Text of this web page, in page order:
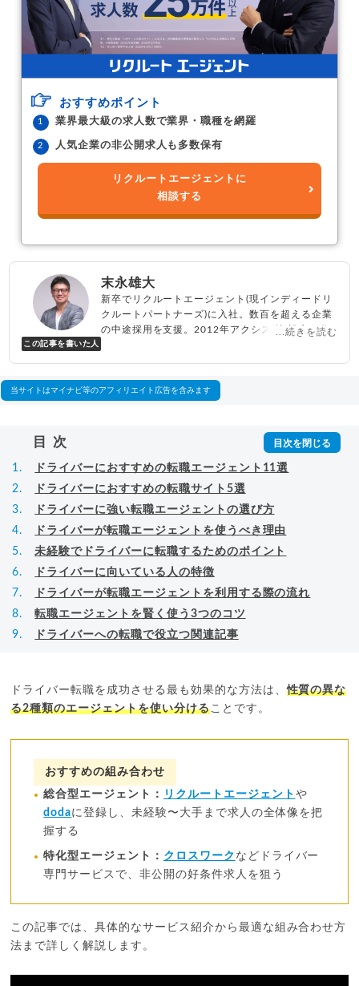
おすすめポイント
業界最大級の求人数で業界・職種を網羅
人気企業の非公開求人も多数保有
リクルートエージェントに
相談する
この記事を書いた人
末永雄大
新卒でリクルートエージェント(現インディードリ
クルートパートナーズ)に入社。数百を超える企業
の中途採用を支援。2012年アクシス(株)設立、代
べらない転職エージェント
...続きを読む
当サイトはマイナビ等のアフィリエイト広告を含みます
目次
ドライバーにおすすめの転職エージェント11選
ドライバーにおすすめの転職サイト5選
ドライバーに強い転職エージェントの選び方
ドライバーが転職エージェントを使うべき理由
未経験でドライバーに転職するためのポイント
ドライバーに向いている人の特徴
ドライバーが転職エージェントを利用する際の流れ
転職エージェントを賢く使う3つのコツ
ドライバーへの転職で役立つ関連記事
ドライバー転職を成功させる最も効果的な方法は、性質の異な
る2種類のエージェントを使い分けることです。
おすすめの組み合わせ
総合型エージェント：
リクルートエージェント や
dodaに登録し、未経験〜大手まで求人の全体像を把
握する
特化型エージェント： クロスワーク などドライバー
専門サービスで、非公開の好条件求人を狙う
この記事では、具体的なサービス紹介から最適な組み合わせ方
法まで詳しく解説します。